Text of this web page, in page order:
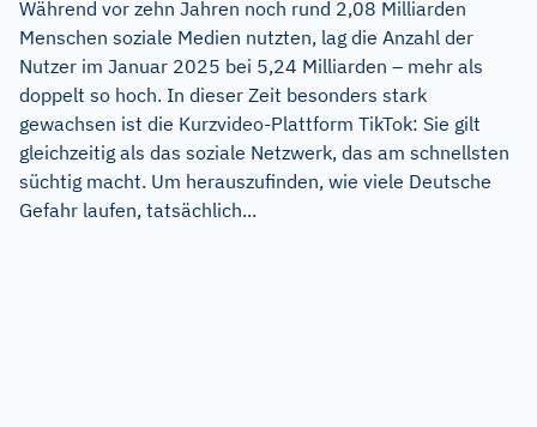
Während vor zehn Jahren noch rund 2,08 Milliarden
Menschen soziale Medien nutzten, lag die Anzahl der
Nutzer im Januar 2025 bei 5,24 Milliarden – mehr als
doppelt so hoch. In dieser Zeit besonders stark
gewachsen ist die Kurzvideo-Plattform TikTok: Sie gilt
gleichzeitig als das soziale Netzwerk, das am schnellsten
süchtig macht. Um herauszufinden, wie viele Deutsche
Gefahr laufen, tatsächlich...